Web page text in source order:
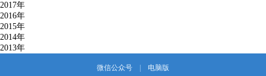
2017年
2016年
2015年
2014年
2013年
微信公众号 电脑版